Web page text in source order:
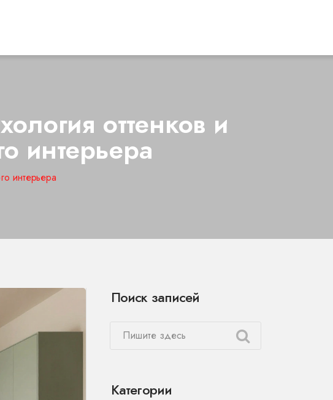
оттенков и
интерьера
интерьера
Поиск записей
Категории